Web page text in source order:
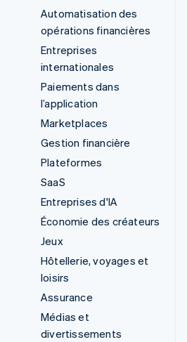
Automatisation des
opérations financières
Entreprises
internationales
Paiements dans
l’application
Marketplaces
Gestion financière
Plateformes
SaaS
Entreprises d'IA
Économie des créateurs
Jeux
Hôtellerie, voyages et
loisirs
Assurance
Médias et
divertissements